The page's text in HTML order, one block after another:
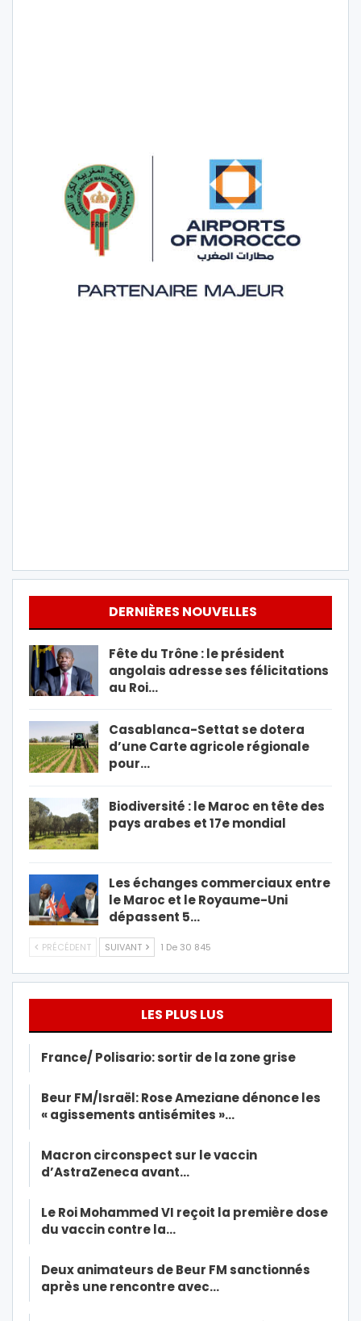
DERNIÈRES NOUVELLES
Fête du Trône : le président
angolais adresse ses félicitations
au Roi…
Casablanca-Settat se dotera
d’une Carte agricole régionale
pour…
Biodiversité : le Maroc en tête des
pays arabes et 17e mondial
Les échanges commerciaux entre
le Maroc et le Royaume-Uni
dépassent 5…
PRÉCÉDENT SUIVANT 1 De 30 845
LES PLUS LUS
France/ Polisario: sortir de la zone grise
Beur FM/Israël: Rose Ameziane dénonce les
« agissements antisémites »…
Macron circonspect sur le vaccin
d’AstraZeneca avant…
Le Roi Mohammed VI reçoit la première dose
du vaccin contre la…
Deux animateurs de Beur FM sanctionnés
après une rencontre avec…